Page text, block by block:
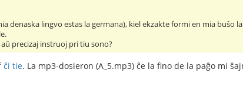
denaska lingvo estas la germana), kiel ekzakte formi en mia buŝo
precizaj instruoj pri tiu sono?
ĉi tie. La mp3-dosieron (A_5.mp3) ĉe la fino de la paĝo mi